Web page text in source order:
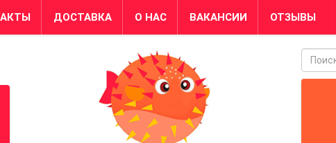
ДОСТАВКА О НАС ВАКАНСИИ ОТЗЫВЫ